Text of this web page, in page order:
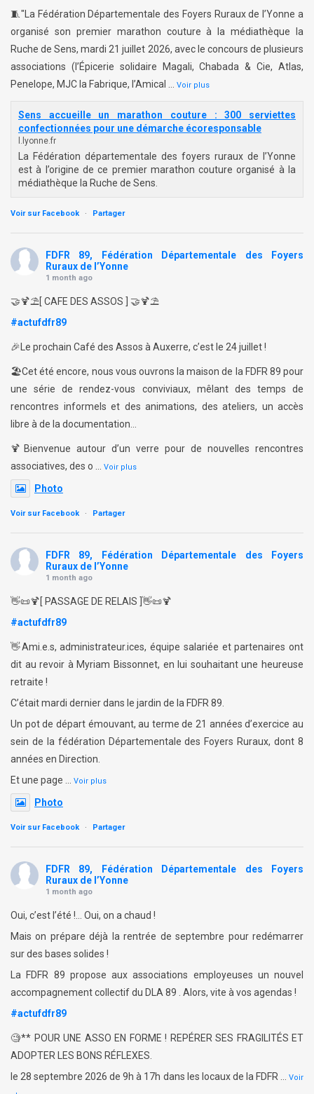
🧵"La Fédération Départementale des Foyers Ruraux de l’Yonne a
organisé son premier marathon couture à la médiathèque la
Ruche de Sens, mardi 21 juillet 2026, avec le concours de plusieurs
associations (l’Épicerie solidaire Magali, Chabada & Cie, Atlas,
Penelope, MJC la Fabrique, l’Amical … Voir plus
Sens accueille un marathon couture : 300 serviettes
confectionnées pour une démarche écoresponsable
l.lyonne.fr
La Fédération départementale des foyers ruraux de l’Yonne
est à l’origine de ce premier marathon couture organisé à la
médiathèque la Ruche de Sens.
Voir sur Facebook · Partager
FDFR 89, Fédération Départementale des Foyers
Ruraux de l’Yonne
1 month ago
🤝🍹⛱️[ CAFE DES ASSOS ] 🤝🍹⛱️
#actufdfr89
🎉Le prochain Café des Assos à Auxerre, c’est le 24 juillet !
🏖️Cet été encore, nous vous ouvrons la maison de la FDFR 89 pour
une série de rendez-vous conviviaux, mêlant des temps de
rencontres informels et des animations, des ateliers, un accès
libre à de la documentation…
🍹Bienvenue autour d’un verre pour de nouvelles rencontres
associatives, des o … Voir plus
Photo
Voir sur Facebook · Partager
FDFR 89, Fédération Départementale des Foyers
Ruraux de l’Yonne
1 month ago
👋📜🍹[ PASSAGE DE RELAIS ]👋📜🍹
#actufdfr89
👋Ami.e.s, administrateur.ices, équipe salariée et partenaires ont
dit au revoir à Myriam Bissonnet, en lui souhaitant une heureuse
retraite !
C’était mardi dernier dans le jardin de la FDFR 89.
Un pot de départ émouvant, au terme de 21 années d’exercice au
sein de la fédération Départementale des Foyers Ruraux, dont 8
années en Direction.
Et une page … Voir plus
Photo
Voir sur Facebook · Partager
FDFR 89, Fédération Départementale des Foyers
Ruraux de l’Yonne
1 month ago
Oui, c’est l’été !… Oui, on a chaud !
Mais on prépare déjà la rentrée de septembre pour redémarrer
sur des bases solides !
La FDFR 89 propose aux associations employeuses un nouvel
accompagnement collectif du DLA 89 . Alors, vite à vos agendas !
#actufdfr89
🧐** POUR UNE ASSO EN FORME ! REPÉRER SES FRAGILITÉS ET
ADOPTER LES BONS RÉFLEXES.
le 28 septembre 2026 de 9h à 17h dans les locaux de la FDFR …Voir